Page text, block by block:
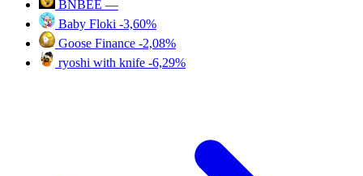
BNBEE —
Baby Floki -3,60%
Goose Finance -2,08%
ryoshi with knife -6,29%